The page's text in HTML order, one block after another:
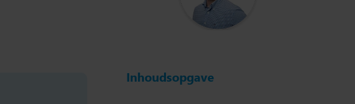
Inhoudsopgave